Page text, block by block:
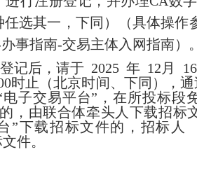
任选其一， 下同 ）
（具体操
办事指南-交易主体入网指南）
记后，请于 2025年 12 月 16
时止（北京时间、下同），
电子交易平台”，在所投标段
，由联合体牵头人下载招标
”下载招标文件的，招标人
件。